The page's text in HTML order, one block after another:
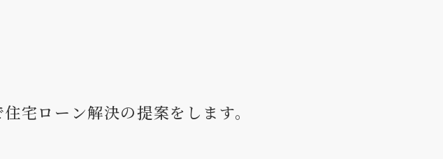
宅ローン解決の提案をします。